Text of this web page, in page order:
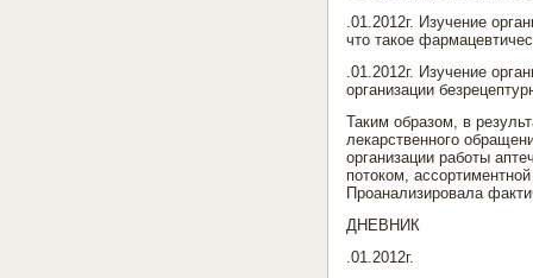
.01.2012г. Изучение
что такое
.01.2012г. Изучение
организации
Таким образом, в
лекарственного
организации работы
потоком,
Проанализировала
ДНЕВНИК
.01.2012г.